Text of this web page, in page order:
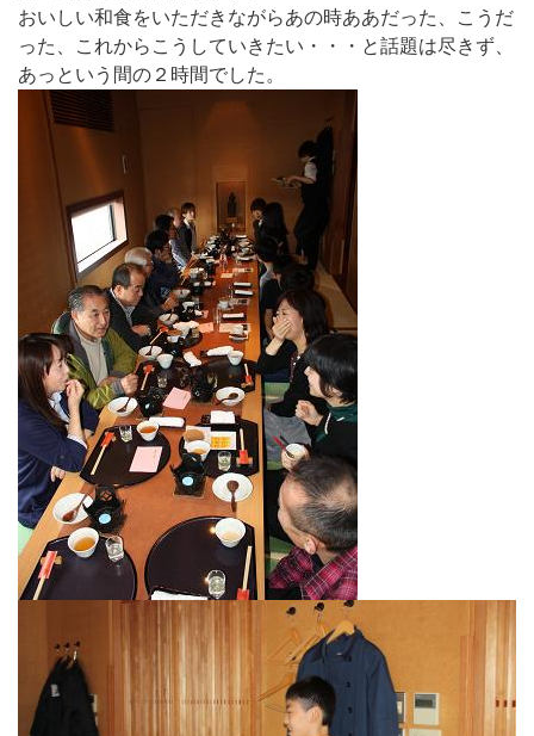
おいしい和食をいただきながらあの時ああだった、こうだ
った、これからこうしていきたい・・・と話題は尽きず、
あっという間の２時間でした。